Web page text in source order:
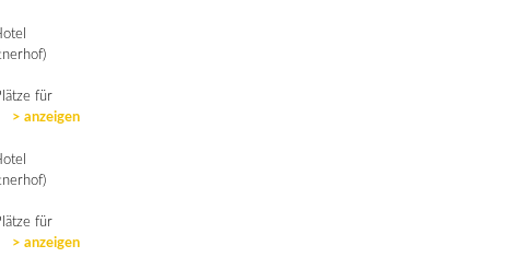
für
> anzeigen
für
> anzeigen